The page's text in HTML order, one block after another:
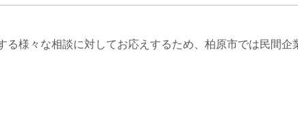
る様々な相談に対してお応えするため、柏原市では民間